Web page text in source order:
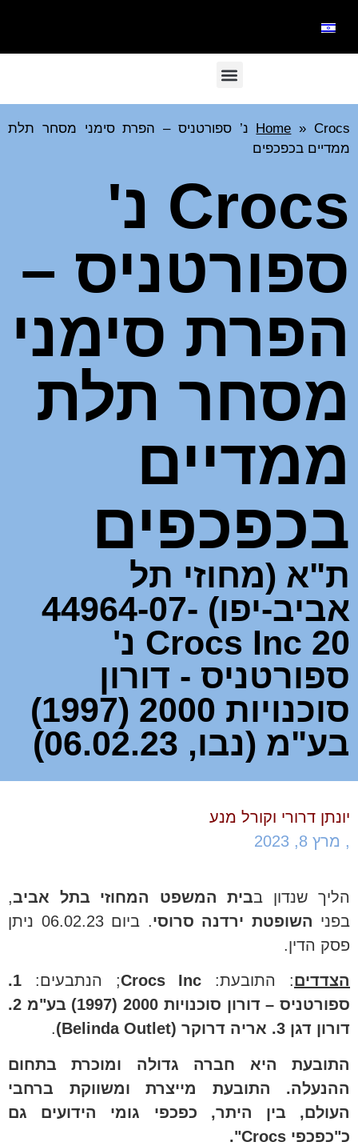
Home »
Crocs נ’ ספורטניס – הפרת סימני מסחר תלת
ממדיים בכפכפים
Crocs נ'
ספורטניס –
הפרת סימני
מסחר תלת
ממדיים
בכפכפים
ת"א (מחוזי תל
אביב-יפו) 44964-07-
20 Crocs Inc נ'
ספורטניס - דורון
סוכנויות 2000 (1997)
בע"מ (נבו, 06.02.23)
יונתן דרורי וקורל מנע
, מרץ 8, 2023
הליך שנדון בבית המשפט המחוזי בתל אביב,
בפני השופטת ירדנה סרוסי
. ביום 06.02.23 ניתן
פסק הדין.
הצדדים: התובעת: Crocs Inc; הנתבעים: 1.
ספורטניס – דורון סוכנויות 2000 (1997) בע"מ
2.
דורון דגן 3.
אריה דרוקר (Belinda Outlet) .
התובעת היא חברה גדולה ומוכרת בתחום
ההנעלה. התובעת מייצרת ומשווקת ברחבי
העולם, בין היתר, כפכפי גומי הידועים גם
כ"כפכפי Crocs".